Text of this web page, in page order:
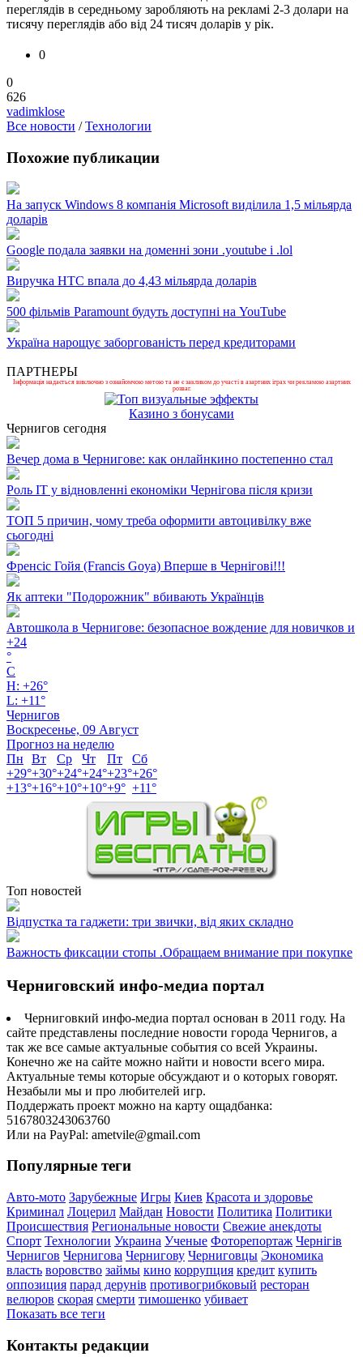
переглядів в середньому заробляють на рекламі 2-3 долари на
тисячу переглядів або від 24 тисяч доларів у рік.
0
0
626
vadimklose
Все новости /Технологии
Похожие публикации
На запуск Windows 8 компанія Microsoft виділила 1,5 мільярда
доларів
Google подала заявки на доменні зони .youtube і .lol
Виручка HTC впала до 4,43 мільярда доларів
500 фільмів Paramount будуть доступні на YouTube
Україна нарощує заборгованість перед кредиторами
ПАРТНЕРЫ
Інформація надається виключно з ознайомчою метою та не є закликом до участі в азартних іграх чи рекламою азартних
розваг.
Казино з бонусами
Чернигов сегодня
Вечер дома в Чернигове: как онлайнкино постепенно стал
Роль ІТ у відновленні економіки Чернігова після кризи
ТОП 5 причин, чому треба оформити автоцивілку вже
сьогодні
Френсіс Гойя (Francis Goya) Вперше в Чернігові!!!
Як аптеки "Подорожник" вбивають Українців
Автошкола в Чернигове: безопасное вождение для новичков и
+24
°
C
H: +26°
L: +11°
Чернигов
Воскресенье, 09 Август
Прогноз на неделю
Пн
Вт Ср Чт Пт
Сб
+29°+30°+24°+24°+23°+26°
+13°+16°+10°+10°+9° +11°
Топ новостей
Відпустка та гаджети: три звички, від яких складно
Важность фиксации стопы .Обращаем внимание при покупке
Черниговский инфо-медиа портал
Черниговкий инфо-медиа портал основан в 2011 году. На
сайте представлены последние новости города Чернигов, а
так же все самые актуальные события со всей Украины.
Конечно же на сайте можно найти и новости всего мира.
Актуальные темы которые обсуждают и о которых говорят.
Незабыли мы и про любителей игр.
Поддержать проект можно на карту ощадбанка:
5167803243063760
Или на PayPal: ametvile@gmail.com
Популярные теги
Авто-мото Зарубежные Игры Киев Красота и здоровье
Криминал Лоцерил Майдан Новости Политика Политики
Происшествия Региональные новости Свежие анекдоты
Спорт Технологии Украина Ученые Фоторепортаж Чернігів
Чернигов Чернигова Чернигову Черниговцы Экономика
власть воровство займы кино коррупция кредит купить
оппозиция парад дерунів противогрибковый ресторан
велюров скорая смерти тимошенко убивает
Показать все теги
Контакты редакции